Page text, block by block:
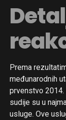
Prema
međunarodnih
prvenstvo
sudije su u
usluge. Ove